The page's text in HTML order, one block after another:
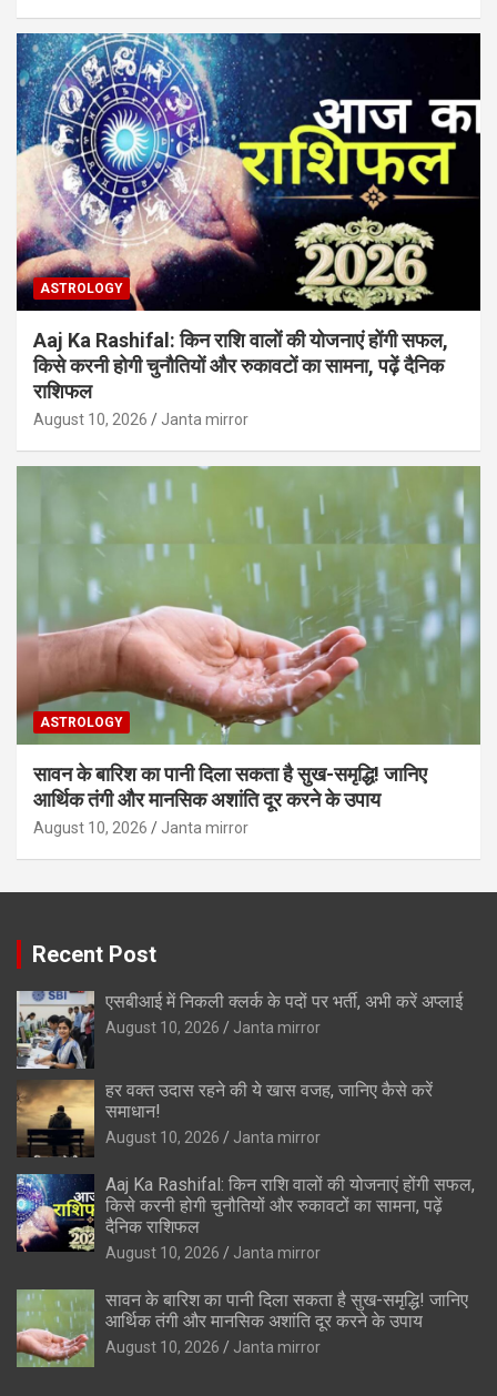
ASTROLOGY
Aaj Ka Rashifal: किन राशि वालों की योजनाएं होंगी सफल,
किसे करनी होगी चुनौतियों और रुकावटों का सामना, पढ़ें दैनिक
राशिफल
August 10, 2026 Janta mirror
ASTROLOGY
सावन के बारिश का पानी दिला सकता है सुख-समृद्धि! जानिए
आर्थिक तंगी और मानसिक अशांति दूर करने के उपाय
August 10, 2026 Janta mirror
Recent Post
एसबीआई में निकली क्लर्क के पदों पर भर्ती, अभी करें अप्‍लाई
August 10, 2026 Janta mirror
हर वक्त उदास रहने की ये खास वजह, जानिए कैसे करें
समाधान!
August 10, 2026 Janta mirror
Aaj Ka Rashifal: किन राशि वालों की योजनाएं होंगी सफल,
किसे करनी होगी चुनौतियों और रुकावटों का सामना, पढ़ें
दैनिक राशिफल
August 10, 2026 Janta mirror
सावन के बारिश का पानी दिला सकता है सुख-समृद्धि! जानिए
आर्थिक तंगी और मानसिक अशांति दूर करने के उपाय
August 10, 2026 Janta mirror